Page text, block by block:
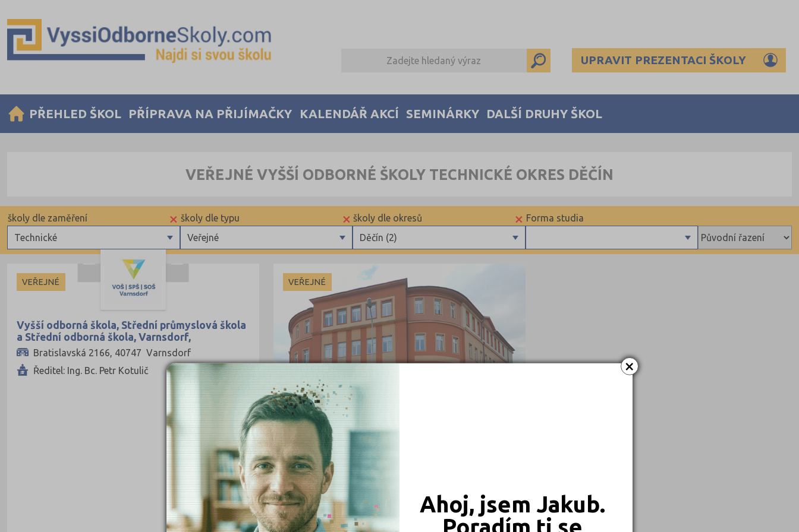
×
Ahoj, jsem Jakub.
Poradím ti se
UPRAVIT PREZENTACI ŠKOLY
PŘEHLED ŠKOL PŘÍPRAVA NA PŘIJÍMAČKY KALENDÁŘ AKCÍ SEMINÁRKY DALŠÍ DRUHY ŠKOL
VEŘEJNÉ VYŠŠÍ ODBORNÉ ŠKOLY TECHNICKÉ OKRES DĚČÍN
Forma studia
×
Děčín (2)
školy dle okresů
České Budějovice (1)
Děčín (2)
Havlíčkův Brod (1)
Chomutov (1)
Jičín (1)
Kutná Hora (1)
Liberec (1)
Nový Jičín (1)
Olomouc (1)
Pardubice (1)
Plzeň-město (1)
Praha hlavní město (1)
Rychnov nad Kněžnou (1)
×
Veřejné
školy dle typu
×
Technické
školy dle zaměření
Ekonomické
Informatické
Dopravní
VEŘEJNÉ
Vyšší odborná škola, Střední průmyslová škola
a Střední odborná škola, Varnsdorf,
příspěvková organizace
Bratislavská 2166, 40747 Varnsdorf
Ředitel: Ing. Bc. Petr Kotulič
VEŘEJNÉ
Vyšší odborná škola a Střední průmyslová
škola strojní, stavební a dopravní, Děčín,
příspěvková organizace
Čsl. armády 681/10, 40502 Děčín I